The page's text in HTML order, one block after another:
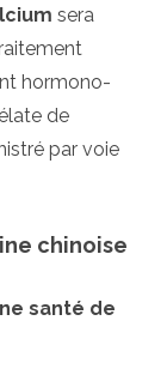
sera
hormono-
de
par voie
chinoise
santé de